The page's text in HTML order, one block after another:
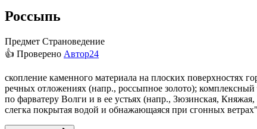
Россыпь
Предмет Страноведение
👍 Проверено Автор24
скопление каменного материала на плоских поверхностях
речных отложениях (напр., россыпное золото); комплексный
по фарватеру Волги и в ее устьях (напр., Зюзинская,
слегка покрытая водой и обнажающаяся при сгонных